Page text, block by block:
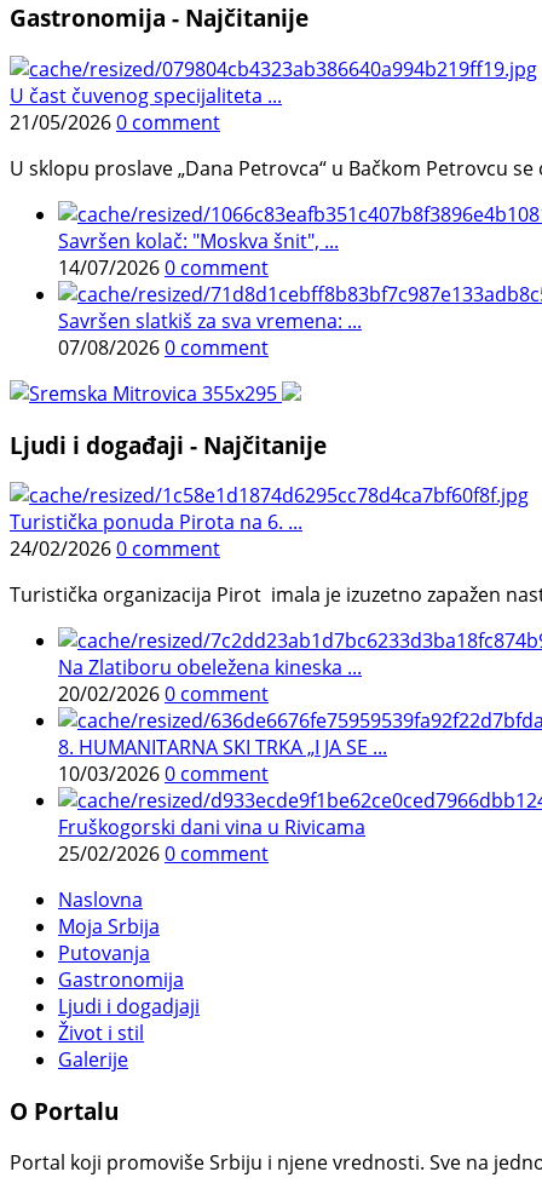
Gastronomija - Najčitanije
U čast čuvenog specijaliteta ...
21/05/20260 comment
U sklopu proslave „Dana Petrovca“ u Bačkom Petrovcu
Savršen kolač: "Moskva šnit", ...
14/07/20260 comment
Savršen slatkiš za sva vremena: ...
07/08/20260 comment
Ljudi i događaji - Najčitanije
Turistička ponuda Pirota na 6. ...
24/02/20260 comment
Turistička organizacija Pirot imala je izuzetno zapažen
Na Zlatiboru obeležena kineska ...
20/02/20260 comment
8. HUMANITARNA SKI TRKA „I JA SE ...
10/03/20260 comment
Fruškogorski dani vina u Rivicama
25/02/20260 comment
Naslovna
Moja Srbija
Putovanja
Gastronomija
Ljudi i dogadjaji
Život i stil
Galerije
O Portalu
Portal koji promoviše Srbiju i njene vrednosti. Sve na